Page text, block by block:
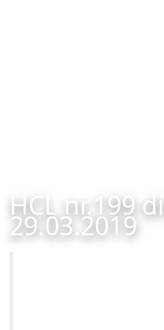
HCL nr.199
29.03.2019